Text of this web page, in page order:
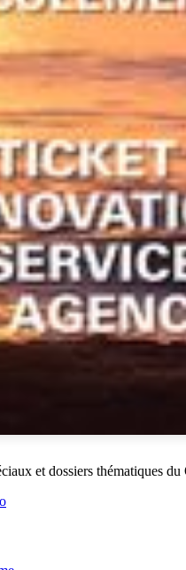
et dossiers thématiques